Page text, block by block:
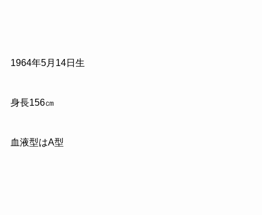
1964年5月 14日生
身長156㎝
血液型はA型